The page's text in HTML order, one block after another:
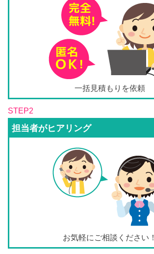
一括見積もりを依頼
STEP2
担当者がヒアリング
お気軽にご相談ください！